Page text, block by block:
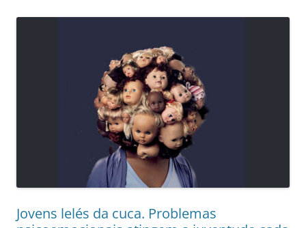
Jovens lelés da cuca. Problemas